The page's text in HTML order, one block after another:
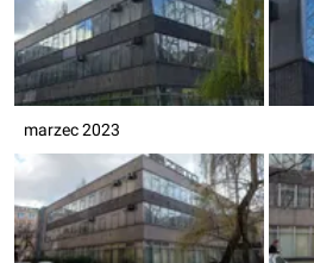
marzec 2023